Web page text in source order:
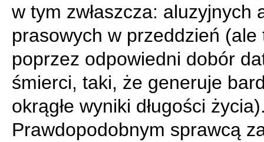
w tym zwłaszcza: aluzyjnych
prasowych w przeddzień (ale
poprzez odpowiedni dobór
śmierci, taki, że generuje
okrągłe wyniki długości
Prawdopodobnym sprawcą